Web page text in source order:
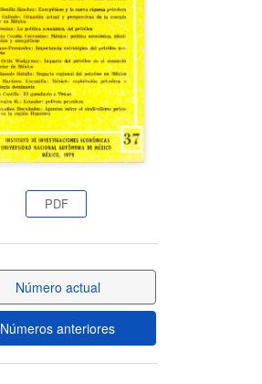
PDF
Número actual
Números anteriores